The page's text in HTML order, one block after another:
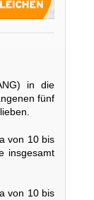
in die
fünf
von 10 bis
insgesamt
von 10 bis